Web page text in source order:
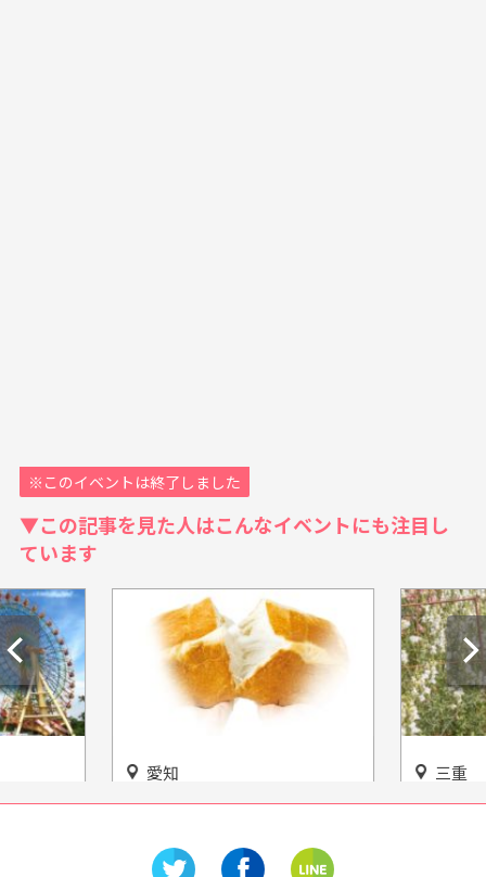
※このイベントは終了しました
▼この記事を見た人はこんなイベントにも注目し
ています
る遊園
愛知
高級食パン専門店「もしかし
オープン！
三重
美と癒